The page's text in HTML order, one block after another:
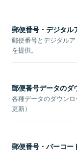
郵便番号・デジタル
郵便番号とデジタル
を提供。
郵便番号データのダ
各種データのダウン
更新）
郵便番号・バーコー